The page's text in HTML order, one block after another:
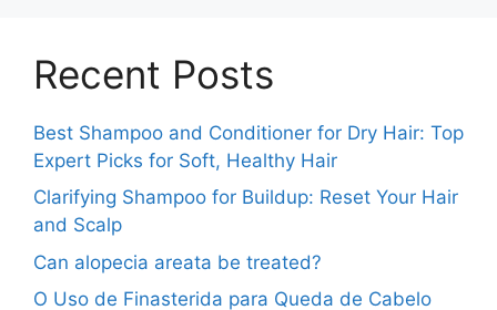
Recent Posts
Best Shampoo and Conditioner for Dry Hair: Top
Expert Picks for Soft, Healthy Hair
Clarifying Shampoo for Buildup: Reset Your Hair
and Scalp
Can alopecia areata be treated?
O Uso de Finasterida para Queda de Cabelo